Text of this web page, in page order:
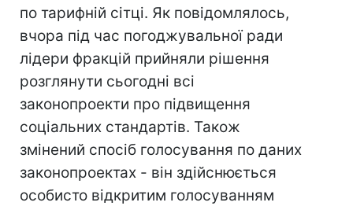
по тарифній сітці. Як повідомлялось,
вчора під час погоджувальної ради
лідери фракцій прийняли рішення
розглянути сьогодні всі
законопроекти про підвищення
соціальних стандартів. Також
змінений спосіб голосування по даних
законопроектах - він здійснюється
особисто відкритим голосуванням